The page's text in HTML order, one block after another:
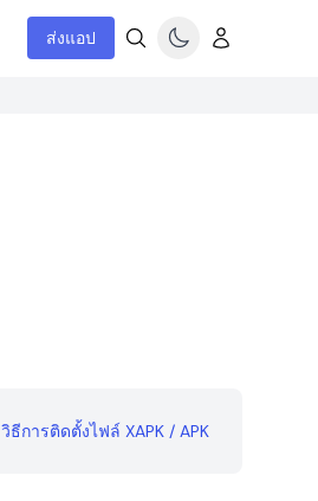
ส่งแอป
วิธีการติดตั้งไฟล์ XAPK / APK